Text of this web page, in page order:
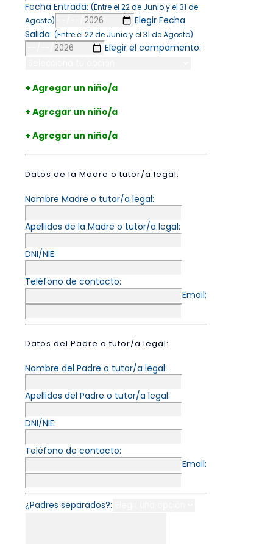
Fecha Entrada: (Entre el 22 de Junio y el 31 de
Agosto)
Elegir Fecha
Salida: (Entre el 22 de Junio y el 31 de Agosto)
Elegir el campamento:
+ Agregar un niño/a
+ Agregar un niño/a
+ Agregar un niño/a
Datos de la Madre o tutor/a legal:
Nombre Madre o tutor/a legal:
Apellidos de la Madre o tutor/a legal:
DNI/NIE:
Teléfono de contacto:
Email:
Datos del Padre o tutor/a legal:
Nombre del Padre o tutor/a legal:
Apellidos del Padre o tutor/a legal:
DNI/NIE:
Teléfono de contacto:
Email:
¿Padres separados?: